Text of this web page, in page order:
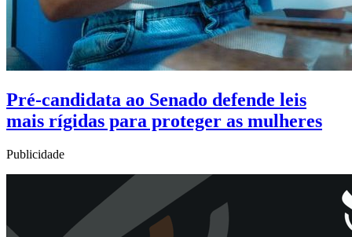
Pré-candidata ao Senado defende leis
mais rígidas para proteger as mulheres
Publicidade